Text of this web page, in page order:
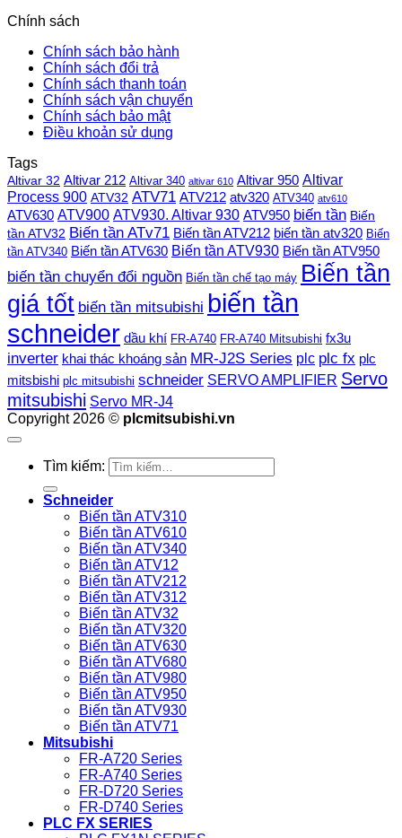
Chính sách
Chính sách bảo hành
Chính sách đổi trả
Chính sách thanh toán
Chính sách vận chuyển
Chính sách bảo mật
Điều khoản sử dụng
Tags
Altivar 32 Altivar 212 Altivar 340 altivar 610 Altivar 950 Altivar
Process 900 ATV32 ATV71 ATV212 atv320 ATV340 atv610
ATV630 ATV900 ATV930. Altivar 930 ATV950 biến tần Biến
tần ATV32 Biến tần ATv71 Biến tần ATV212 biến tần atv320 Biến
tần ATV340 Biến tần ATV630 Biến tần ATV930 Biến tần ATV950
biến tần chuyển đổi nguồn Biến tần chế tạo máy Biến tần
giá tốt biến tần mitsubishi biến tần
schneider dầu khí FR-A740 FR-A740 Mitsubishi fx3u
inverter khai thác khoáng sản MR-J2S Series plc plc fx plc
mitsbishi plc mitsubishi schneider SERVO AMPLIFIER Servo
mitsubishi Servo MR-J4
Copyright 2026 © plcmitsubishi.vn
Tìm kiếm:
Schneider
Biến tần ATV310
Biến tần ATV610
Biến tần ATV340
Biến tần ATV12
Biến tần ATV212
Biến tần ATV312
Biến tần ATV32
Biến tần ATV320
Biến tần ATV630
Biến tần ATV680
Biến tần ATV980
Biến tần ATV950
Biến tần ATV930
Biến tần ATV71
Mitsubishi
FR-A720 Series
FR-A740 Series
FR-D720 Series
FR-D740 Series
PLC FX SERIES